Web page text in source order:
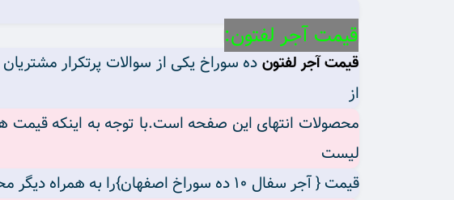
قیمت آجر لفتون:
قیمت آجر لفتون ده سوراخ یکی از سوالات پرتکرار
از
محصولات انتهای این صفحه است.با توجه به اینکه قیمت
لیست
قیمت { آجر سفال ۱۰ ده سوراخ اصفهان}را به همراه دیگر محصولات آجر و آجر نما ازفروشگاه اجرببینید.